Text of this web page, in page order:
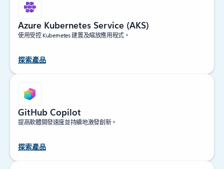
Azure Kubernetes Service (AKS)
使用受控 Kubernetes 建置及縮放應用程式。
探索產品
GitHub Copilot
提高軟體開發速度並持續地激發創新。
探索產品